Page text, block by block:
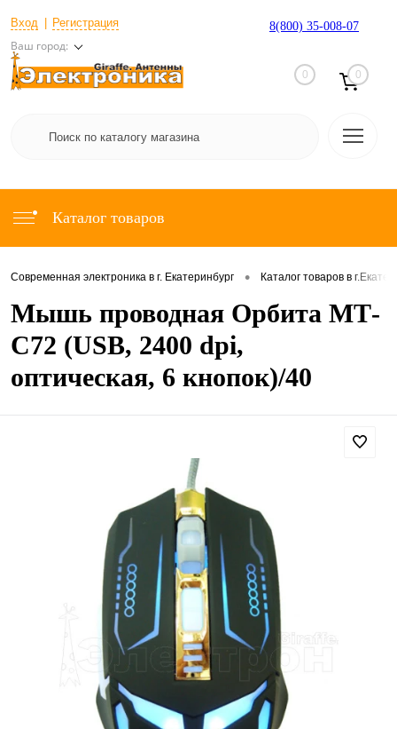
Вход Регистрация
Ваш город:
8(800) 35-008-07
0 0
Каталог товаров
Современная электроника в г. Екатеринбург • Каталог товаров в
Мышь проводная Орбита МТ-
C72 (USB, 2400 dpi,
оптическая, 6 кнопок)/40